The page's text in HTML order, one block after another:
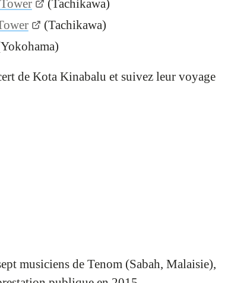
(Tachikawa)
(Tachikawa)
de Kota Kinabalu et suivez leur voyage
musiciens de Tenom (Sabah, Malaisie),